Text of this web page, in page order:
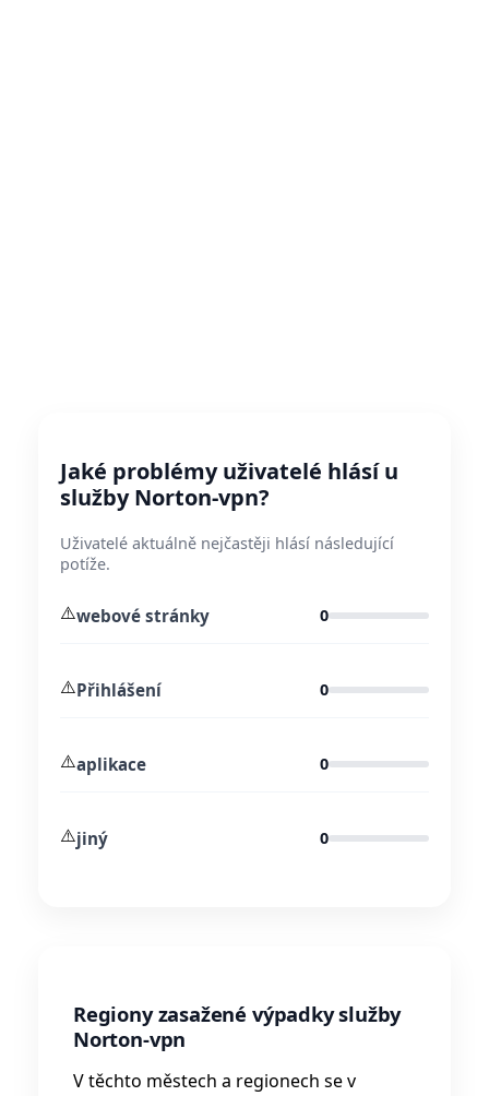
Jaké problémy uživatelé hlásí u
služby Norton-vpn?
Uživatelé aktuálně nejčastěji hlásí následující
potíže.
⚠️webové stránky 0
⚠️Přihlášení 0
⚠️aplikace 0
⚠️jiný 0
Regiony zasažené výpadky služby
Norton-vpn
V těchto městech a regionech se v